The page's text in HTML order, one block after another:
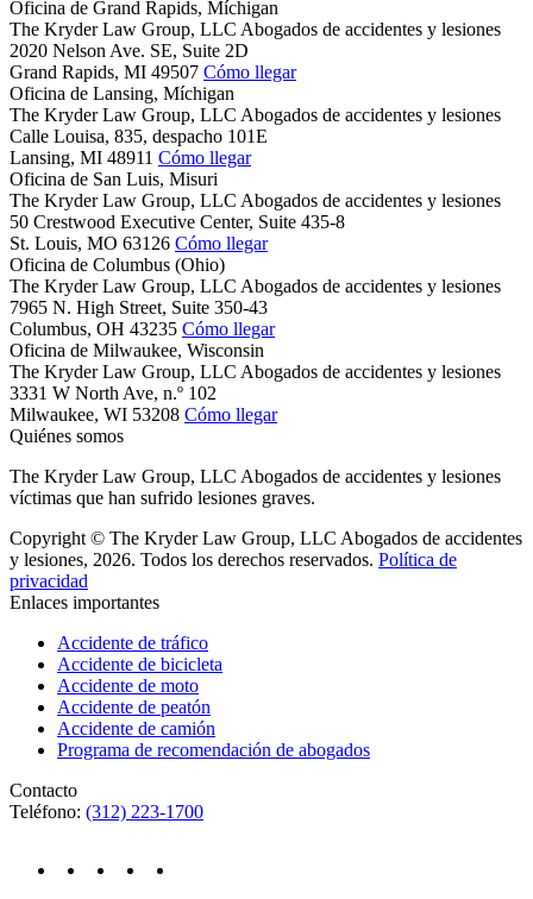
Oficina de Grand Rapids, Míchigan
The Kryder Law Group, LLC Abogados de accidentes y lesiones
2020 Nelson Ave. SE, Suite 2D
Grand Rapids, MI 49507 Cómo llegar
Oficina de Lansing, Míchigan
The Kryder Law Group, LLC Abogados de accidentes y lesiones
Calle Louisa, 835, despacho 101E
Lansing, MI 48911 Cómo llegar
Oficina de San Luis, Misuri
The Kryder Law Group, LLC Abogados de accidentes y lesiones
50 Crestwood Executive Center, Suite 435-8
St. Louis, MO 63126 Cómo llegar
Oficina de Columbus (Ohio)
The Kryder Law Group, LLC Abogados de accidentes y lesiones
7965 N. High Street, Suite 350-43
Columbus, OH 43235 Cómo llegar
Oficina de Milwaukee, Wisconsin
The Kryder Law Group, LLC Abogados de accidentes y lesiones
3331 W North Ave, n.º 102
Milwaukee, WI 53208 Cómo llegar
Quiénes somos
The Kryder Law Group, LLC Abogados de accidentes y lesiones
víctimas que han sufrido lesiones graves.
Copyright © The Kryder Law Group, LLC Abogados de accidentes
y lesiones, 2026. Todos los derechos reservados. Política de
privacidad
Enlaces importantes
Accidente de tráfico
Accidente de bicicleta
Accidente de moto
Accidente de peatón
Accidente de camión
Programa de recomendación de abogados
Contacto
Teléfono: (312) 223-1700